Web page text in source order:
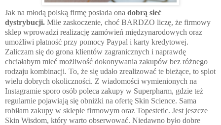
Jak na młodą polską firmę posiada ona dobrą sieć
dystrybucji. Miłe zaskoczenie, choć BARDZO liczę, że firmowy
sklep wprowadzi realizację zamówień międzynarodowych oraz
umożliwi płatność przy pomocy Paypal i karty kredytowej.
Zaliczam się do grona klientów zagranicznych i naprawdę
chciałabym mieć możliwość dokonywania zakupów bez różnego
rodzaju kombinacji. To, że się udało zrealizować te bieżące, to splot
wielu dobrych okoliczności. Z wiadomości wymienionych na
Instagramie sporo osób poleca zakupy w Superpharm, gdzie też
regularnie pojawiają się obniżki na ofertę Skin Science. Sama
robiłam zakupy w sklepie firmowym oraz Topestetic. Jest jeszcze
Skin Wisdom, który warto obserwować. Niedawno było dobre